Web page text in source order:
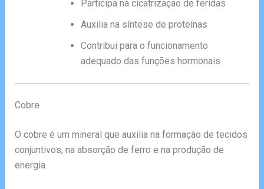
Participa na cicatrização de feridas
Auxilia na síntese de proteínas
Contribui para o funcionamento
adequado das funções hormonais
Cobre
O cobre é um mineral que auxilia na formação de tecidos
conjuntivos, na absorção de ferro e na produção de
energia.